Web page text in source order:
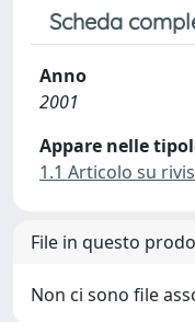
Scheda
Anno
2001
Appare nelle
1.1 Articolo su
File in questo
Non ci sono file